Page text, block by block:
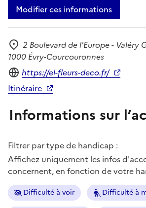
Modifier ces informations
Adresse
2 Boulevard de l'Europe - Valéry
1000 Évry-Courcouronnes
Site internet
https://el-fleurs-deco.fr/
Itinéraire
Informations sur
Filtrer par type de handicap :
Affichez uniquement les infos
concernent, en fonction de votre
Difficulté à voir Difficulté à